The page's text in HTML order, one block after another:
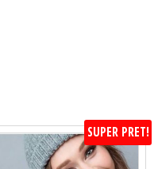
SUPER PRET!